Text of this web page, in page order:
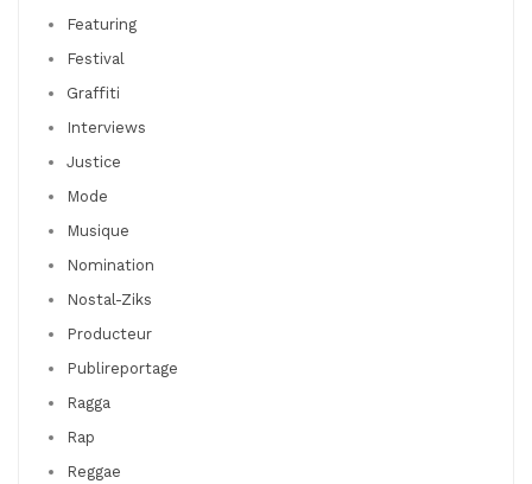
Featuring
Festival
Graffiti
Interviews
Justice
Mode
Musique
Nomination
Nostal-Ziks
Producteur
Publireportage
Ragga
Rap
Reggae